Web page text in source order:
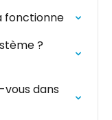
fonctionne
?
dans